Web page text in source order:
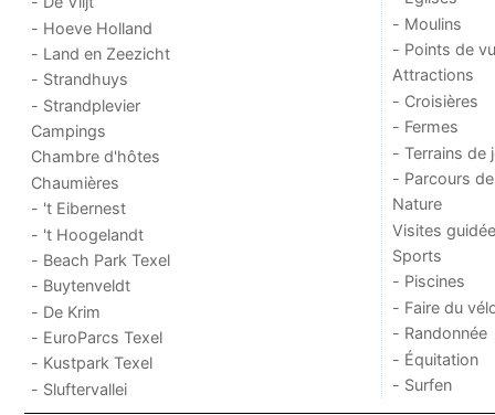
- Hoeve Holland
- Land en Zeezicht
- Strandhuys
- Strandplevier
Campings
Chambre d'hôtes
Chaumières
- 't Eibernest
- 't Hoogelandt
- Beach Park Texel
- Buytenveldt
- De Krim
- EuroParcs Texel
- Kustpark Texel
- Sluftervallei
- Moulins
- Points de
Attractions
- Croisières
- Fermes
- Terrains de
- Parcours
Nature
Visites
Sports
- Piscines
- Faire du
- Randonnée
- Équitation
- Surfen